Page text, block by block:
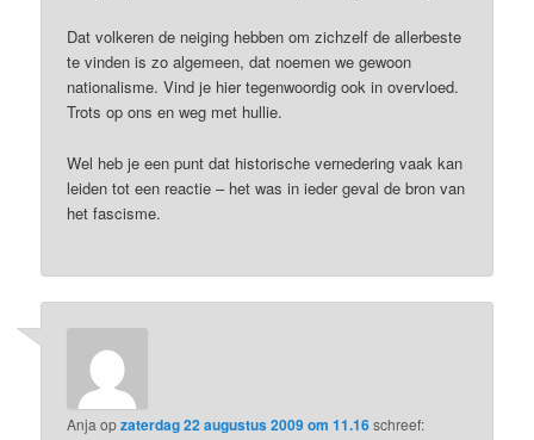
Dat volkeren de neiging hebben om zichzelf de allerbeste
te vinden is zo algemeen, dat noemen we gewoon
nationalisme. Vind je hier tegenwoordig ook in overvloed.
Trots op ons en weg met hullie.
Wel heb je een punt dat historische vernedering vaak kan
leiden tot een reactie – het was in ieder geval de bron van
het fascisme.
Anja opzaterdag 22 augustus 2009 om 11.16schreef: